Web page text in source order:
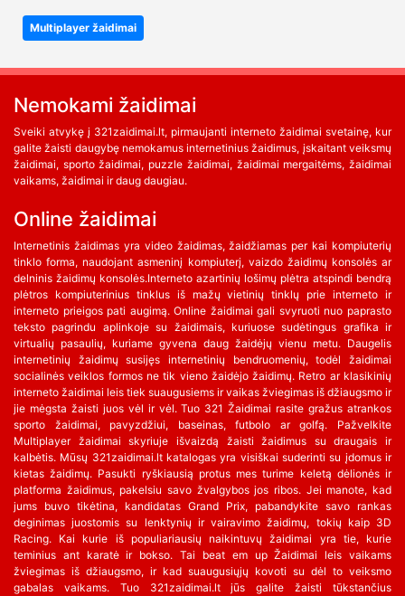
Multiplayer žaidimai
Nemokami žaidimai
Sveiki atvykę į 321zaidimai.lt, pirmaujanti interneto žaidimai svetainę, kur
galite žaisti daugybę nemokamus internetinius žaidimus, įskaitant veiksmų
žaidimai, sporto žaidimai, puzzle žaidimai, žaidimai mergaitėms, žaidimai
vaikams, žaidimai ir daug daugiau.
Online žaidimai
Internetinis žaidimas yra video žaidimas, žaidžiamas per kai kompiuterių
tinklo forma, naudojant asmeninį kompiuterį, vaizdo žaidimų konsolės ar
delninis žaidimų konsolės.Interneto azartinių lošimų plėtra atspindi bendrą
plėtros kompiuterinius tinklus iš mažų vietinių tinklų prie interneto ir
interneto prieigos pati augimą. Online žaidimai gali svyruoti nuo paprasto
teksto pagrindu aplinkoje su žaidimais, kuriuose sudėtingus grafika ir
virtualių pasaulių, kuriame gyvena daug žaidėjų vienu metu. Daugelis
internetinių žaidimų susijęs internetinių bendruomenių, todėl žaidimai
socialinės veiklos formos ne tik vieno žaidėjo žaidimų. Retro ar klasikinių
interneto žaidimai leis tiek suaugusiems ir vaikas žviegimas iš džiaugsmo ir
jie mėgsta žaisti juos vėl ir vėl. Tuo 321 Žaidimai rasite gražus atrankos
sporto žaidimai, pavyzdžiui, baseinas, futbolo ar golfą. Pažvelkite
Multiplayer žaidimai skyriuje išvaizdą žaisti žaidimus su draugais ir
kalbėtis. Mūsų 321zaidimai.lt katalogas yra visiškai suderinti su įdomus ir
kietas žaidimų. Pasukti ryškiausią protus mes turime keletą dėlionės ir
platforma žaidimus, pakelsiu savo žvalgybos jos ribos. Jei manote, kad
jums buvo tikėtina, kandidatas Grand Prix, pabandykite savo rankas
deginimas juostomis su lenktynių ir vairavimo žaidimų, tokių kaip 3D
Racing. Kai kurie iš populiariausių naikintuvų žaidimai yra tie, kurie
teminius ant karatė ir bokso. Tai beat em up Žaidimai leis vaikams
žviegimas iš džiaugsmo, ir kad suaugusiųjų kovoti su dėl to veiksmo
gabalas vaikams. Tuo 321zaidimai.lt jūs galite žaisti tūkstančius